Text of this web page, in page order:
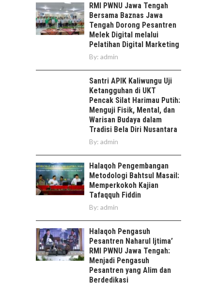
RMI PWNU Jawa Tengah
Bersama Baznas Jawa
Tengah Dorong Pesantren
Melek Digital melalui
Pelatihan Digital Marketing
By: admin
Santri APIK Kaliwungu Uji
Ketangguhan di UKT
Pencak Silat Harimau Putih:
Menguji Fisik, Mental, dan
Warisan Budaya dalam
Tradisi Bela Diri Nusantara
By: admin
Halaqoh Pengembangan
Metodologi Bahtsul Masail:
Memperkokoh Kajian
Tafaqquh Fiddin
By: admin
Halaqoh Pengasuh
Pesantren Naharul Ijtima’
RMI PWNU Jawa Tengah:
Menjadi Pengasuh
Pesantren yang Alim dan
Berdedikasi